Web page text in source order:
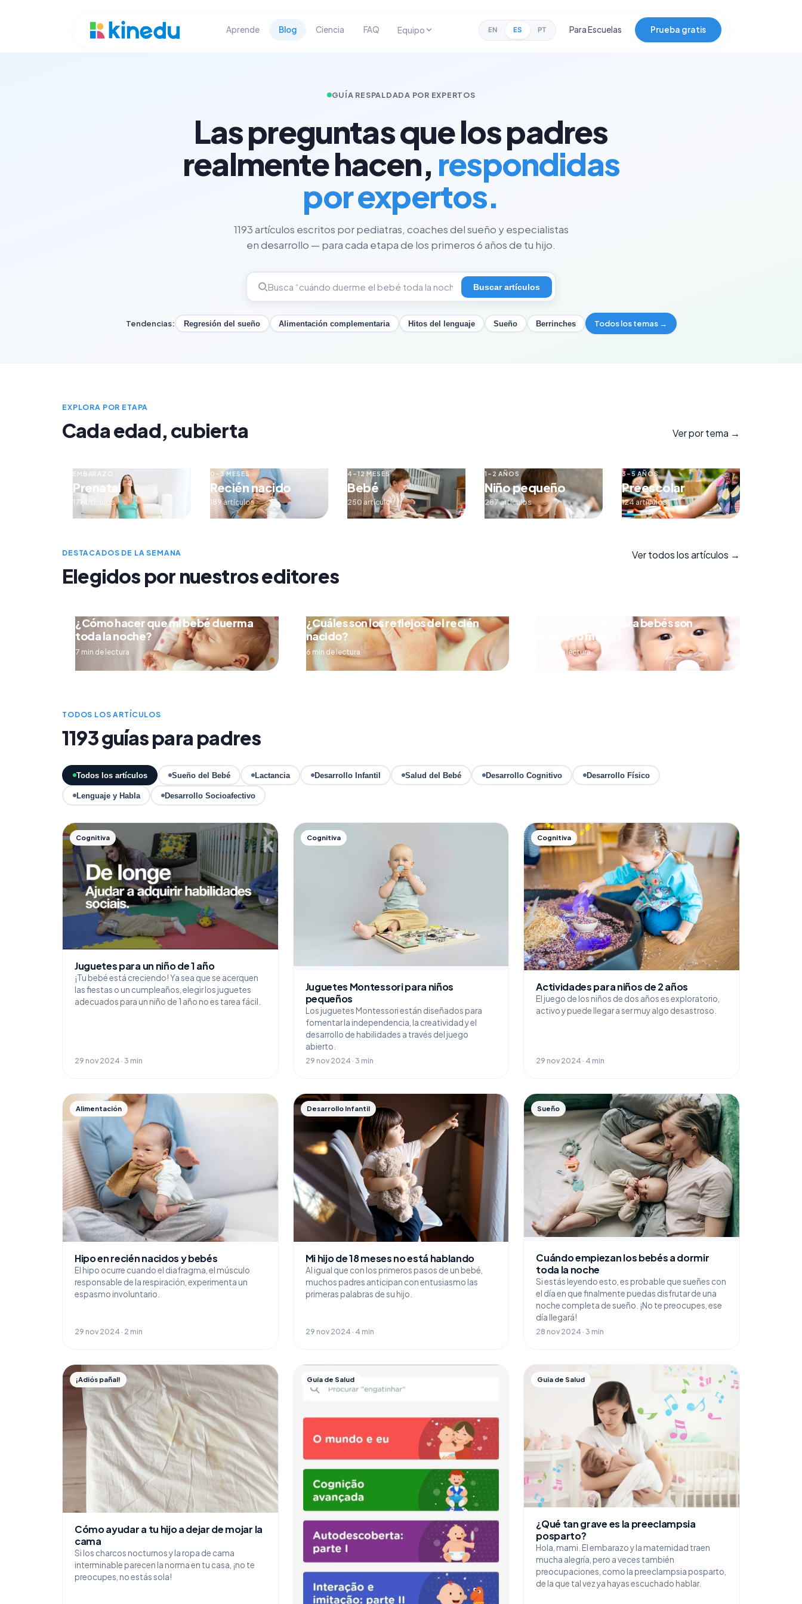
Aprende Blog Ciencia FAQ Equipo EN ES PT Para Escuelas Prueba gratis
GUÍA RESPALDADA POR EXPERTOS
Las preguntas que los padres
realmente hacen, respondidas
por expertos.
1193 artículos escritos por pediatras, coaches del sueño y especialistas
en desarrollo — para cada etapa de los primeros 6 años de tu hijo.
Buscar artículos
Tendencias: Regresión del sueño Alimentación complementaria Hitos del lenguaje Sueño Berrinches Todos los temas →
EXPLORA POR ETAPA
Cada edad, cubierta Ver por tema →
EMBARAZO
Prenatal
171 artículos
0–3 MESES
Recién nacido
189 artículos
4–12 MESES
Bebé
250 artículos
1–2 AÑOS
Niño pequeño
287 artículos
3–5 AÑOS
Preescolar
124 artículos
DESTACADOS DE LA SEMANA
Elegidos por nuestros editores
Ver todos los artículos →
¿Cómo hacer que mi bebé duerma
toda la noche?
7 min de lectura
¿Cuáles son los reflejos del recién
nacido?
6 min de lectura
¿Los chupones para bebés son
buenos o malos?
5 min de lectura
TODOS LOS ARTÍCULOS
1193 guías para padres
Todos los artículos Sueño del Bebé Lactancia Desarrollo Infantil Salud del Bebé Desarrollo Cognitivo Desarrollo Físico
Lenguaje y Habla Desarrollo Socioafectivo
Cognitiva
Juguetes para un niño de 1 año
¡Tu bebé está creciendo! Ya sea que se acerquen
las fiestas o un cumpleaños, elegir los juguetes
adecuados para un niño de 1 año no es tarea fácil.
29 nov 2024 · 3 min
Cognitiva
Juguetes Montessori para niños
pequeños
Los juguetes Montessori están diseñados para
fomentar la independencia, la creatividad y el
desarrollo de habilidades a través del juego
abierto.
29 nov 2024 · 3 min
Cognitiva
Actividades para niños de 2 años
El juego de los niños de dos años es exploratorio,
activo y puede llegar a ser muy algo desastroso.
29 nov 2024 · 4 min
Alimentación
Hipo en recién nacidos y bebés
El hipo ocurre cuando el diafragma, el músculo
responsable de la respiración, experimenta un
espasmo involuntario.
29 nov 2024 · 2 min
Desarrollo Infantil
Mi hijo de 18 meses no está hablando
Al igual que con los primeros pasos de un bebé,
muchos padres anticipan con entusiasmo las
primeras palabras de su hijo.
29 nov 2024 · 4 min
Sueño
Cuándo empiezan los bebés a dormir
toda la noche
Si estás leyendo esto, es probable que sueñes con
el día en que finalmente puedas disfrutar de una
noche completa de sueño. ¡No te preocupes, ese
día llegará!
28 nov 2024 · 3 min
¡Adiós pañal!
Cómo ayudar a tu hijo a dejar de mojar la
cama
Si los charcos nocturnos y la ropa de cama
interminable parecen la norma en tu casa, ¡no te
preocupes, no estás sola!
Guía de Salud Guía de Salud
¿Qué tan grave es la preeclampsia
posparto?
Hola, mami. El embarazo y la maternidad traen
mucha alegría, pero a veces también
preocupaciones, como la preeclampsia posparto,
de la que tal vez ya hayas escuchado hablar.